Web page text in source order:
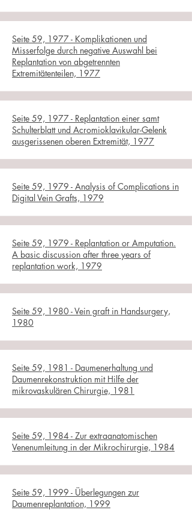
Seite 59, 1977 - Komplikationen und
Misserfolge durch negative Auswahl bei
Replantation von abgetrennten
Extremitätenteilen, 1977
Seite 59, 1977 - Replantation einer samt
Schulterblatt und Acromioklavikular-Gelenk
ausgerissenen oberen Extremität, 1977
Seite 59, 1979 - Analysis of Complications in
Digital Vein Grafts, 1979
Seite 59, 1979 - Replantation or Amputation.
A basic discussion after three years of
replantation work, 1979
Seite 59, 1980 - Vein graft in Handsurgery,
1980
Seite 59, 1981 - Daumenerhaltung und
Daumenrekonstruktion mit Hilfe der
mikrovaskulären Chirurgie, 1981
Seite 59, 1984 - Zur extraanatomischen
Venenumleitung in der Mikrochirurgie, 1984
Seite 59, 1999 - Überlegungen zur
Daumenreplantation, 1999